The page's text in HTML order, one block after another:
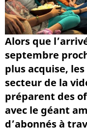
Alors que
septembre
plus acquise,
secteur de la
préparent des
avec le géant
d’abonnés à